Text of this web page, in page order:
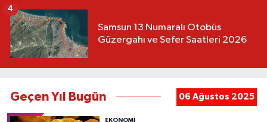
Samsun 13 Numaralı Otobüs
Güzergahı ve Sefer Saatleri 2026
4
Geçen Yıl Bugün 06 Ağustos 2025
EKONOMİ